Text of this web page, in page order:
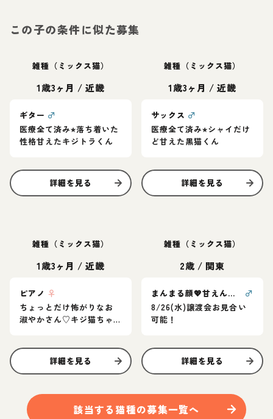
この子の条件に似た募集
雑種（ミックス猫）
1歳3ヶ月 /近畿
ギター ♂
医療全て済み⭐︎落ち着いた
性格甘えたキジトラくん
詳細を見る
雑種（ミックス猫）
1歳3ヶ月 /近畿
サックス ♂
医療全て済み⭐︎シャイだけ
ど甘えた黒猫くん
詳細を見る
雑種（ミックス猫）
1歳3ヶ月 /近畿
ピアノ ♀
ちょっとだけ怖がりなお
淑やかさん♡キジ猫ちゃ
詳細を見る
雑種（ミックス猫）
2歳 / 関東
まんまる顔💖甘えん坊愛らしさ満点甘平くん
♂
8/26(水)譲渡会お見合い
可能！
詳細を見る
該当する 猫種の募集一覧へ